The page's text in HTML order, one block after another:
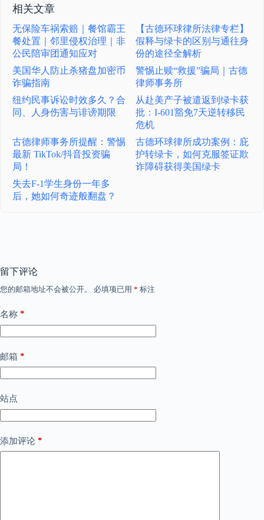
相关文章
无保险车祸索赔｜餐馆霸王
餐处置｜邻里侵权治理｜非
公民陪审团通知应对
【古德环球律所法律专栏】
假释与绿卡的区别与通往身
份的途径全解析
美国华人防止杀猪盘加密币
诈骗指南
警惕止赎“救援”骗局｜古德
律师事务所
纽约民事诉讼时效多久？合
同、人身伤害与诽谤期限
从赴美产子被遣返到绿卡获
批：I-601豁免7天逆转移民
危机
古德律师事务所提醒：警惕
最新 TikTok/抖音投资骗
局！
古德环球律所成功案例：庇
护转绿卡，如何克服签证欺
诈障碍获得美国绿卡
失去F-1学生身份一年多
后，她如何奇迹般翻盘？
留下评论
您的邮箱地址不会被公开。 必填项已用 * 标注
名称 *
邮箱 *
站点
添加评论 *